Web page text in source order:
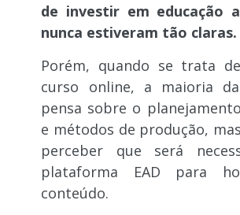
de investir em educação
nunca estiveram tão claras.
Porém, quando se trata
curso online, a maioria
pensa sobre o
e métodos de produção,
perceber que será
plataforma EAD para
conteúdo.